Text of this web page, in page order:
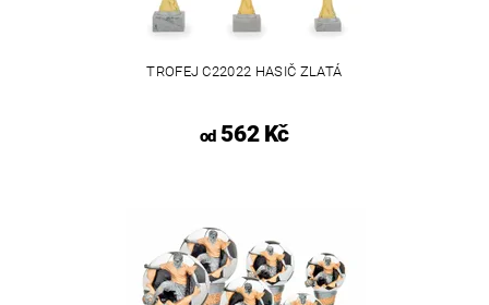
TROFEJ C22022 HASIČ ZLATÁ
od562 Kč